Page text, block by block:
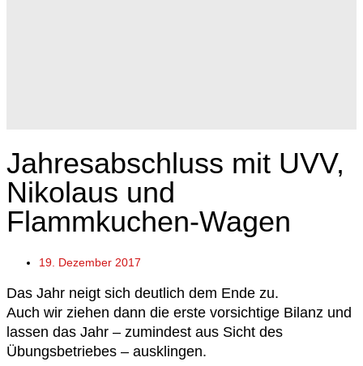
Jahresabschluss mit UVV,
Nikolaus und
Flammkuchen-Wagen
19. Dezember 2017
Das Jahr neigt sich deutlich dem Ende zu.
Auch wir ziehen dann die erste vorsichtige Bilanz und
lassen das Jahr – zumindest aus Sicht des
Übungsbetriebes – ausklingen.